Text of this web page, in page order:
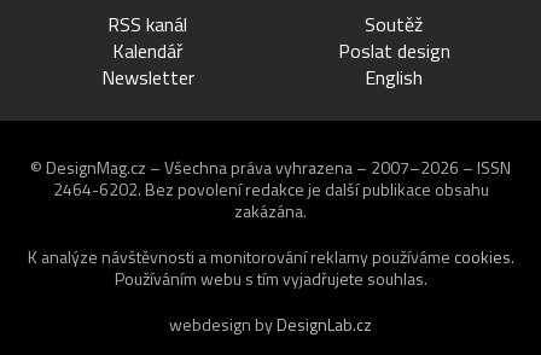
RSS kanál
Kalendář
Newsletter
Soutěž
Poslat design
English
© DesignMag.cz – Všechna práva vyhrazena – 2007–2026 – ISSN
2464-6202. Bez povolení redakce je další publikace obsahu
zakázána.
K analýze návštěvnosti a monitorování reklamy používáme cookies.
Používáním webu s tím vyjadřujete souhlas.
webdesign byDesignLab.cz